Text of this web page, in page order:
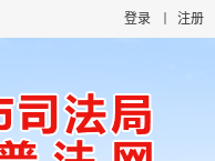
登录 注册